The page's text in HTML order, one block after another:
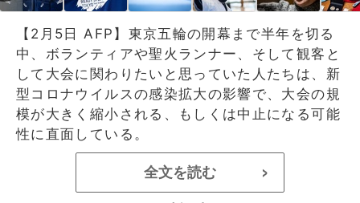
【2月5日 AFP】東京五輪の開幕まで半年を切る
中、ボランティアや聖火ランナー、そして観客と
して大会に関わりたいと思っていた人たちは、新
型コロナウイルスの感染拡大の影響で、大会の規
模が大きく縮小される、もしくは中止になる可能
性に直面している。
全文を読む >